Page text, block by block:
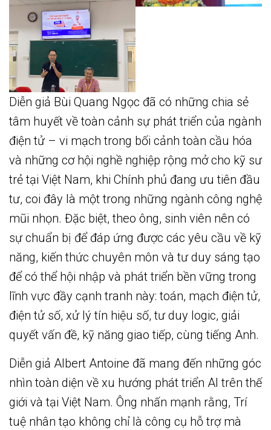
Diễn giả Bùi Quang Ngọc đã có những chia sẻ
tâm huyết về toàn cảnh sự phát triển của ngành
điện tử – vi mạch trong bối cảnh toàn cầu hóa
và những cơ hội nghề nghiệp rộng mở cho kỹ sư
trẻ tại Việt Nam, khi Chính phủ đang ưu tiên đầu
tư, coi đây là một trong những ngành công nghệ
mũi nhọn. Đặc biệt, theo ông, sinh viên nên có
sự chuẩn bị để đáp ứng được các yêu cầu về kỹ
năng, kiến thức chuyên môn và tư duy sáng tạo
để có thể hội nhập và phát triển bền vững trong
lĩnh vực đầy cạnh tranh này: toán, mạch điện tử,
điện tử số, xử lý tín hiệu số, tư duy logic, giải
quyết vấn đề, kỹ năng giao tiếp, cùng tiếng Anh.
Diễn giả Albert Antoine đã mang đến những góc
nhìn toàn diện về xu hướng phát triển AI trên thế
giới và tại Việt Nam. Ông nhấn mạnh rằng, Trí
tuệ nhân tạo không chỉ là công cụ hỗ trợ mà